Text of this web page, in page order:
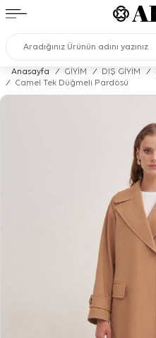
Anasayfa / GİYİM / DIŞ GİYİM /
/
Camel Tek Düğmeli Pardösü